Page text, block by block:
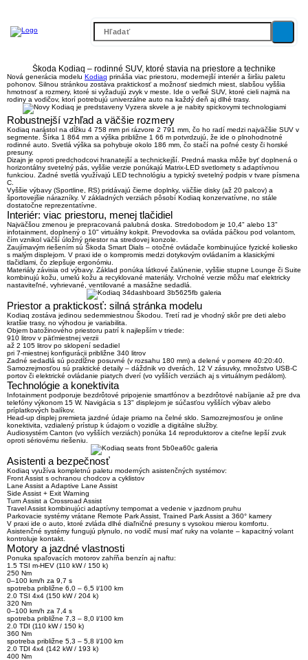
Škoda Kodiaq – rodinné SUV, ktoré stavia na priestore a technike
Nová generácia modelu Kodiaq prináša viac priestoru, modernejší interiér a širšiu paletu
pohonov. Silnou stránkou zostáva praktickosť a možnosť siedmich miest, slabšou vyššia
hmotnosť a rozmery, ktoré si vyžadujú zvyk v meste. Ide o veľké SUV, ktoré cieli najmä na
rodiny a vodičov, ktorí potrebujú univerzálne auto na každý deň aj dlhé trasy.
Robustnejší vzhľad a väčšie rozmery
Kodiaq narástol na dĺžku 4 758 mm pri rázvore 2 791 mm , čo ho radí medzi najväčšie SUV v
segmente. Šírka 1 864 mm a výška približne 1 66 m potvrdzujú, že ide o plnohodnotné
rodinné auto. Svetlá výška sa pohybuje okolo 186 mm , čo stačí na poľné cesty či horské
presuny.
Dizajn je oproti predchodcovi hranatejší a technickejší. Predná maska môže byť doplnená o
horizontálny svetelný pás , vyššie verzie ponúkajú Matrix-LED svetlomety s adaptívnou
funkciou. Zadné svetlá využívajú LED technológiu a typický svetelný podpis v tvare písmena
C.
Vyššie výbavy (Sportline, RS) pridávajú čierne doplnky, väčšie disky (až 20 palcov) a
športovejšie nárazníky. V základných verziách pôsobí Kodiaq konzervatívne, no stále
dostatočne reprezentatívne.
Interiér: viac priestoru, menej tlačidiel
Najväčšou zmenou je prepracovaná palubná doska. Stredobodom je 10,4" alebo 13"
infotainment , doplnený o 10" virtuálny kokpit . Prevodovka sa ovláda páčkou pod volantom,
čím vznikol väčší úložný priestor na stredovej konzole.
Zaujímavým riešením sú Škoda Smart Dials – otočné ovládače kombinujúce fyzické koliesko
s malým displejom. V praxi ide o kompromis medzi dotykovým ovládaním a klasickými
tlačidlami, čo zlepšuje ergonómiu.
Materiály závisia od výbavy. Základ ponúka látkové čalúnenie, vyššie stupne Lounge či Suite
kombinujú kožu, umelú kožu a recyklované materiály. Vrcholné verzie môžu mať elektricky
nastaviteľné, vyhrievané, ventilované a masážne sedadlá
Priestor a praktickosť: silná stránka modelu
Kodiaq zostáva jedinou sedemmiestnou Škodou . Tretí rad je vhodný skôr pre deti alebo
kratšie trasy, no výhodou je variabilita.
Objem batožinového priestoru patrí k najlepším v triede:
910 litrov v päťmiestnej verzii
až 2 105 litrov po sklopení sedadiel
pri 7-miestnej konfigurácii približne 340 litrov
Zadné sedadlá sú pozdĺžne posuvné (v rozsahu 180 mm) a delené v pomere 40:20:40.
Samozrejmosťou sú praktické detaily – dáždnik vo dverách, 12 V zásuvky, množstvo USB-C
portov či elektrické ovládanie piatych dverí (vo vyšších verziách aj s virtuálnym pedálom).
Technológie a konektivita
Infotainment podporuje bezdrôtové pripojenie smartfónov a bezdrôtové nabíjanie až pre dva
telefóny výkonom 15 W. Navigácia s 13" displejom je súčasťou vyšších výbav alebo
príplatkových balíkov.
Head-up displej premieta jazdné údaje priamo na čelné sklo. Samozrejmosťou je online
konektivita, vzdialený prístup k údajom o vozidle a digitálne služby.
Audiosystém Canton (vo vyšších verziách) ponúka 14 reproduktorov a citeľne lepší zvuk
oproti sériovému riešeniu.
Asistenti a bezpečnosť
Kodiaq využíva kompletnú paletu moderných asistenčných systémov:
Front Assist s ochranou chodcov a cyklistov
Lane Assist a Adaptive Lane Assist
Side Assist + Exit Warning
Turn Assist a Crossroad Assist
Travel Assist kombinujúci adaptívny tempomat a vedenie v jazdnom pruhu
Parkovacie systémy vrátane Remote Park Assist Trained Park Assist a 360° kamery
V praxi ide o auto, ktoré zvláda dlhé diaľničné presuny s vysokou mierou komfortu.
Asistenčné systémy fungujú plynulo, no vodič musí mať ruky na volante – kapacitný volant
kontroluje kontakt.
Motory a jazdné vlastnosti
Ponuka spaľovacích motorov zahŕňa benzín aj naftu:
1.5 TSI m-HEV (110 kW / 150 k)
250 Nm
0–100 km/h za 9,7 s
spotreba približne 6,0 – 6,5 l/100 km
2.0 TSI 4x4 (150 kW / 204 k)
320 Nm
0–100 km/h za 7,4 s
spotreba približne 7,3 – 8,0 l/100 km
2.0 TDI (110 kW / 150 k)
360 Nm
spotreba približne 5,3 – 5,8 l/100 km
2.0 TDI 4x4 (142 kW / 193 k)
400 Nm